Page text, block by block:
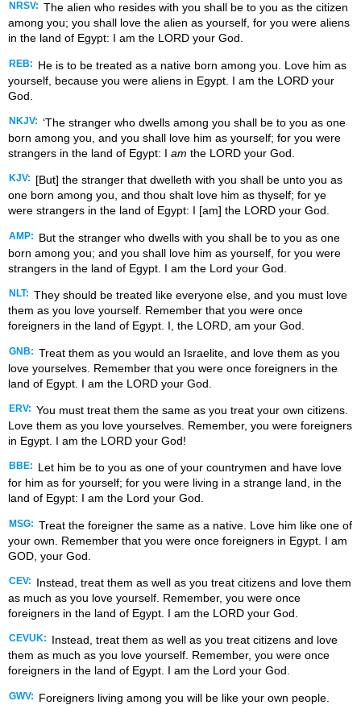
NRSV: The alien who resides with you shall be to you as the citizen
among you; you shall love the alien as yourself, for you were aliens
in the land of Egypt: I am the LORD your God.
REB:
He is to be treated as a native born among you. Love him as
yourself, because you were aliens in Egypt. I am the LORD your
God.
NKJV: ‘The stranger who dwells among you shall be to you as one
born among you, and you shall love him as yourself; for you were
strangers in the land of Egypt: I am the LORD your God.
KJV:
[But] the stranger that dwelleth with you shall be unto you as
one born among you, and thou shalt love him as thyself; for ye
were strangers in the land of Egypt: I [am] the LORD your God.
AMP:
But the stranger who dwells with you shall be to you as one
born among you; and you shall love him as yourself, for you were
strangers in the land of Egypt. I am the Lord your God.
NLT: They should be treated like everyone else, and you must love
them as you love yourself. Remember that you were once
foreigners in the land of Egypt. I, the LORD, am your God.
GNB: Treat them as you would an Israelite, and love them as you
love yourselves. Remember that you were once foreigners in the
land of Egypt. I am the LORD your God.
ERV: You must treat them the same as you treat your own citizens.
Love them as you love yourselves. Remember, you were foreigners
in Egypt. I am the LORD your God!
BBE:
Let him be to you as one of your countrymen and have love
for him as for yourself; for you were living in a strange land, in the
land of Egypt: I am the Lord your God.
MSG: Treat the foreigner the same as a native. Love him like one of
your own. Remember that you were once foreigners in Egypt. I am
GOD, your God.
CEV:
Instead, treat them as well as you treat citizens and love them
as much as you love yourself. Remember, you were once
foreigners in the land of Egypt. I am the LORD your God.
CEVUK:
Instead, treat them as well as you treat citizens and love
them as much as you love yourself. Remember, you were once
foreigners in the land of Egypt. I am the Lord your God.
GWV:
Foreigners living among you will be like your own people.